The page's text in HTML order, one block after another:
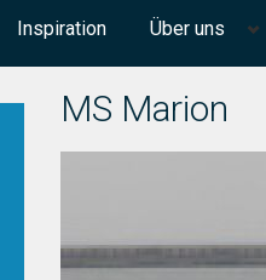
Inspiration Über uns
MS Marion